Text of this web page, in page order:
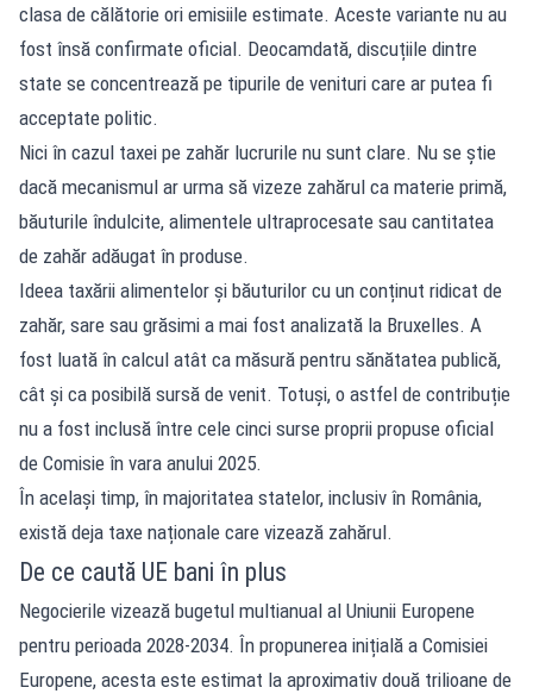
clasa de călătorie ori emisiile estimate. Aceste variante nu au
fost însă confirmate oficial. Deocamdată, discuțiile dintre
state se concentrează pe tipurile de venituri care ar putea fi
acceptate politic.
Nici în cazul taxei pe zahăr lucrurile nu sunt clare. Nu se știe
dacă mecanismul ar urma să vizeze zahărul ca materie primă,
băuturile îndulcite, alimentele ultraprocesate sau cantitatea
de zahăr adăugat în produse.
Ideea taxării alimentelor și băuturilor cu un conținut ridicat de
zahăr, sare sau grăsimi a mai fost analizată la Bruxelles. A
fost luată în calcul atât ca măsură pentru sănătatea publică,
cât și ca posibilă sursă de venit. Totuși, o astfel de contribuție
nu a fost inclusă între cele cinci surse proprii propuse oficial
de Comisie în vara anului 2025.
În același timp, în majoritatea statelor, inclusiv în România,
există deja taxe naționale care vizează zahărul.
De ce caută UE bani în plus
Negocierile vizează bugetul multianual al Uniunii Europene
pentru perioada 2028-2034. În propunerea inițială a Comisiei
Europene, acesta este estimat la aproximativ două trilioane de